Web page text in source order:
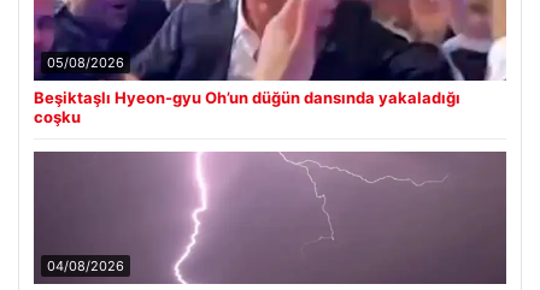
05/08/2026
Beşiktaşlı Hyeon-gyu Oh’un düğün dansında yakaladığı
coşku
04/08/2026